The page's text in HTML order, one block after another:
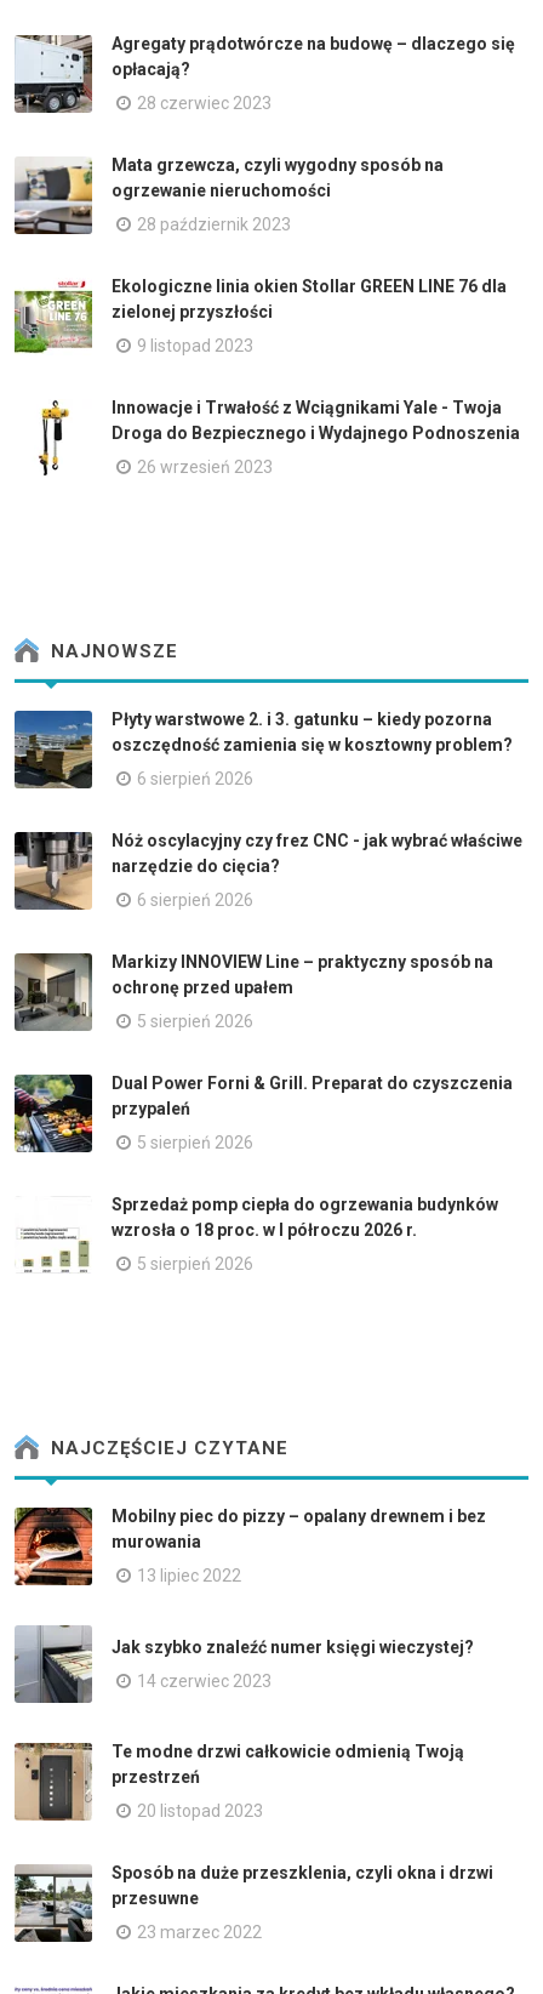
Agregaty prądotwórcze na budowę – dlaczego się
opłacają?
28 czerwiec 2023
Mata grzewcza, czyli wygodny sposób na
ogrzewanie nieruchomości
28 październik 2023
Ekologiczne linia okien Stollar GREEN LINE 76 dla
zielonej przyszłości
9 listopad 2023
Innowacje i Trwałość z Wciągnikami Yale - Twoja
Droga do Bezpiecznego i Wydajnego Podnoszenia
26 wrzesień 2023
NAJNOWSZE
Płyty warstwowe 2. i 3. gatunku – kiedy pozorna
oszczędność zamienia się w kosztowny problem?
6 sierpień 2026
Nóż oscylacyjny czy frez CNC - jak wybrać właściwe
narzędzie do cięcia?
6 sierpień 2026
Markizy INNOVIEW Line – praktyczny sposób na
ochronę przed upałem
5 sierpień 2026
Dual Power Forni & Grill. Preparat do czyszczenia
przypaleń
5 sierpień 2026
Sprzedaż pomp ciepła do ogrzewania budynków
wzrosła o 18 proc. w I półroczu 2026 r.
5 sierpień 2026
NAJCZĘŚCIEJ CZYTANE
Mobilny piec do pizzy – opalany drewnem i bez
murowania
13 lipiec 2022
Jak szybko znaleźć numer księgi wieczystej?
14 czerwiec 2023
Te modne drzwi całkowicie odmienią Twoją
przestrzeń
20 listopad 2023
Sposób na duże przeszklenia, czyli okna i drzwi
przesuwne
23 marzec 2022